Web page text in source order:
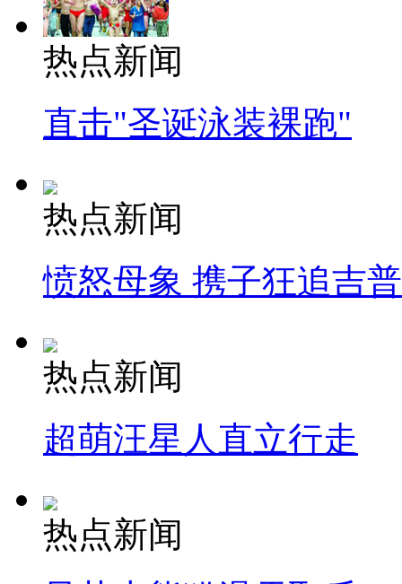
热点新闻
直击"圣诞泳装裸跑"
热点新闻
愤怒母象 携子狂追吉
热点新闻
超萌汪星人直立行走
热点新闻